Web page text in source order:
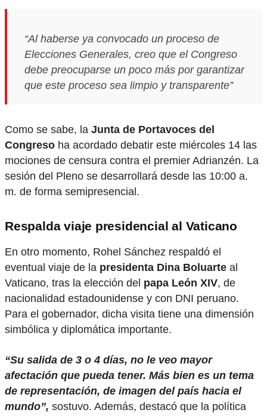
“Al haberse ya convocado un proceso de
Elecciones Generales, creo que el Congreso
debe preocuparse un poco más por garantizar
que este proceso sea limpio y transparente”
Como se sabe, la Junta de Portavoces del
Congreso ha acordado debatir este miércoles 14 las
mociones de censura contra el premier Adrianzén. La
sesión del Pleno se desarrollará desde las 10:00 a.
m. de forma semipresencial.
Respalda viaje presidencial al Vaticano
En otro momento, Rohel Sánchez respaldó el
eventual viaje de la presidenta Dina Boluarte al
Vaticano, tras la elección del papa León XIV, de
nacionalidad estadounidense y con DNI peruano.
Para el gobernador, dicha visita tiene una dimensión
simbólica y diplomática importante.
“Su salida de 3 o 4 días, no le veo mayor
afectación que pueda tener. Más bien es un tema
de representación, de imagen del país hacia el
mundo”, sostuvo. Además, destacó que la política